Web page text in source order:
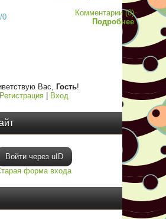
0
Комментарии (0)
Подробнее
Вас, Гость!
Регистрация| Вход
Войти через uID
форма входа